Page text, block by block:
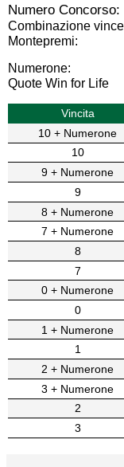
Numero Concorso:
Combinazione
Montepremi:
Numerone:
Quote Win for Life
Vincita
10 + Numerone
10
9 + Numerone
9
8 + Numerone
7 + Numerone
8
7
0 + Numerone
0
1 + Numerone
1
2 + Numerone
3 + Numerone
2
3